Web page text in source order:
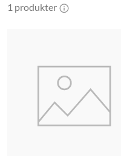
1 produkter